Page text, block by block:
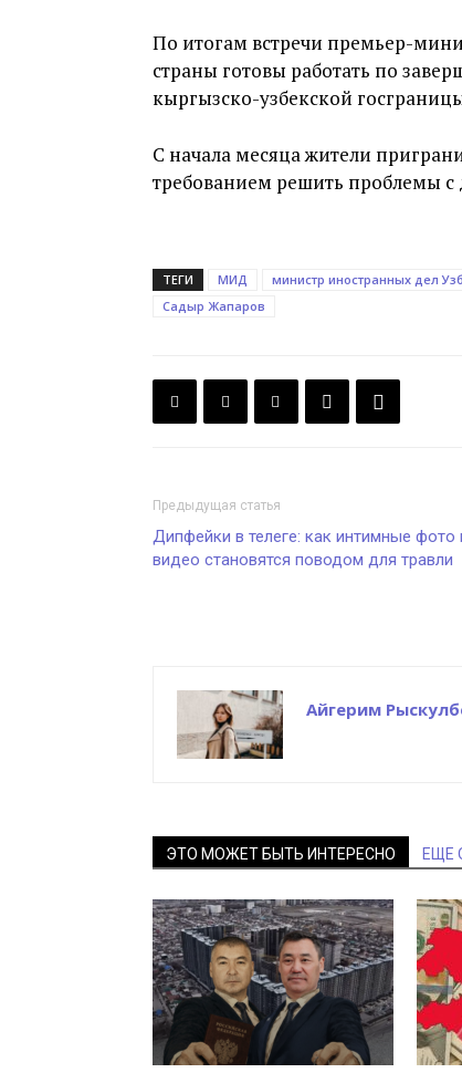
По итогам встречи премьер-
страны готовы работать по
кыргызско-узбекской
С начала месяца жители
требованием решить проблемы
ТЕГИ МИД министр иностранных дел
Садыр Жапаров
Предыдущая статья
Дипфейки в телеге: как интимные фото
видео становятся поводом для травли
Айгерим
ЭТО МОЖЕТ БЫТЬ ИНТЕРЕСНО ЕЩЕ